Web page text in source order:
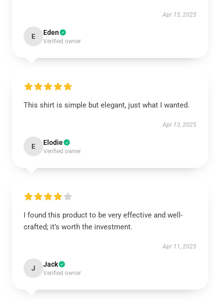
Apr 15, 2025
E Eden
Verified owner
This shirt is simple but elegant, just what I wanted.
Apr 13, 2025
E Elodie
Verified owner
I found this product to be very effective and well-
crafted; it’s worth the investment.
Apr 11, 2025
J Jack
Verified owner